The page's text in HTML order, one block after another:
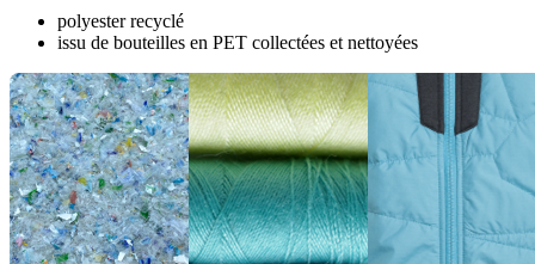
polyester recyclé
issu de bouteilles en PET collectées et nettoyées